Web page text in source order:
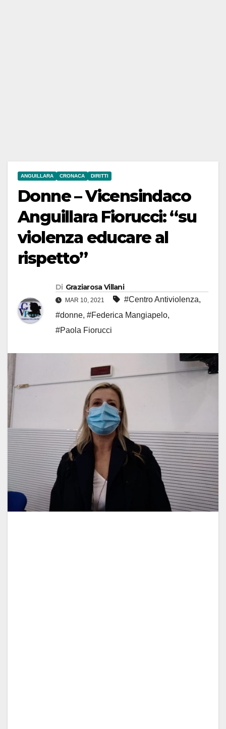
ANGUILLARA CRONACA DIRITTI
Donne – Vicensindaco
Anguillara Fiorucci: “su
violenza educare al
rispetto”
Di Graziarosa Villani
MAR 10, 2021 #Centro Antiviolenza,
#donne, #Federica Mangiapelo,
#Paola Fiorucci